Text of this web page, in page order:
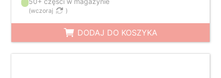
(wczoraj )
DODAJ DO KOSZYKA